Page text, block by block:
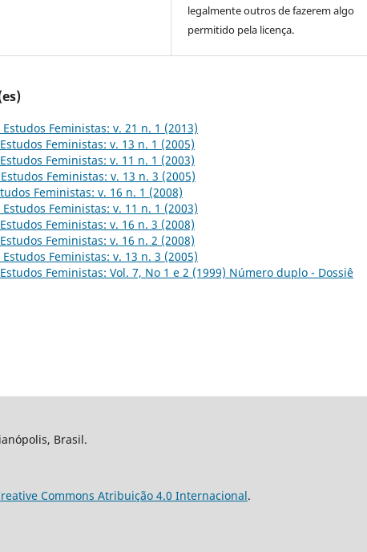
legalmente outros de fazerem algo
permitido pela licença.
Estudos Feministas: v. 21 n. 1 (2013)
Feministas: v. 13 n. 1 (2005)
Feministas: v. 11 n. 1 (2003)
Feministas: v. 13 n. 3 (2005)
Feministas: v. 16 n. 1 (2008)
Estudos Feministas: v. 11 n. 1 (2003)
Feministas: v. 16 n. 3 (2008)
Feministas: v. 16 n. 2 (2008)
Estudos Feministas: v. 13 n. 3 (2005)
Feministas: Vol. 7, No 1 e 2 (1999) Número duplo - Dossiê
Brasil.
Commons Atribuição 4.0 Internacional.